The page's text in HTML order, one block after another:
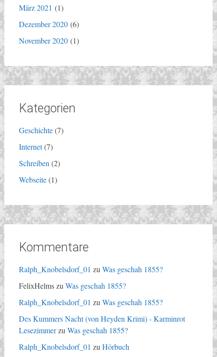
März 2021 (1)
Dezember 2020(6)
November 2020(1)
Kategorien
Geschichte(7)
Internet(7)
Schreiben (2)
Webseite(1)
Kommentare
Ralph_Knobelsdorf_01 zu Was geschah 1855?
FelixHelmszu Was geschah 1855?
Ralph_Knobelsdorf_01 zu Was geschah 1855?
Des Kummers Nacht (von Heyden Krimi) - Karminrot
Lesezimmerzu Was geschah 1855?
Ralph_Knobelsdorf_01 zu Hörbuch